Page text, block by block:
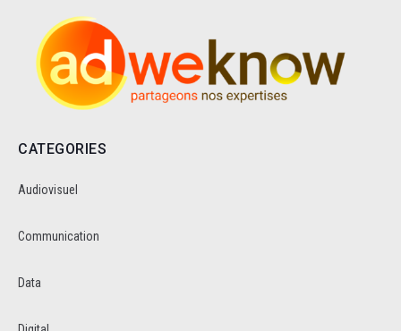
CATEGORIES
Audiovisuel
Communication
Data